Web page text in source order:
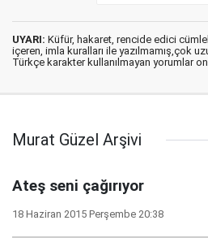
UYARI: Küfür, hakaret, rencide edici
içeren, imla kuralları ile yazılmamış,çok
Türkçe karakter kullanılmayan yorumlar
Murat Güzel Arşivi
Ateş seni çağırıyor
18 Haziran 2015 Perşembe 20:38